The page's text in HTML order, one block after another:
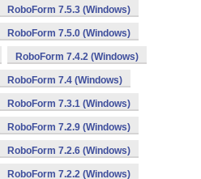
RoboForm 7.5.3 (Windows)
RoboForm 7.5.0 (Windows)
RoboForm 7.4.2 (Windows)
RoboForm 7.4 (Windows)
RoboForm 7.3.1 (Windows)
RoboForm 7.2.9 (Windows)
RoboForm 7.2.6 (Windows)
RoboForm 7.2.2 (Windows)